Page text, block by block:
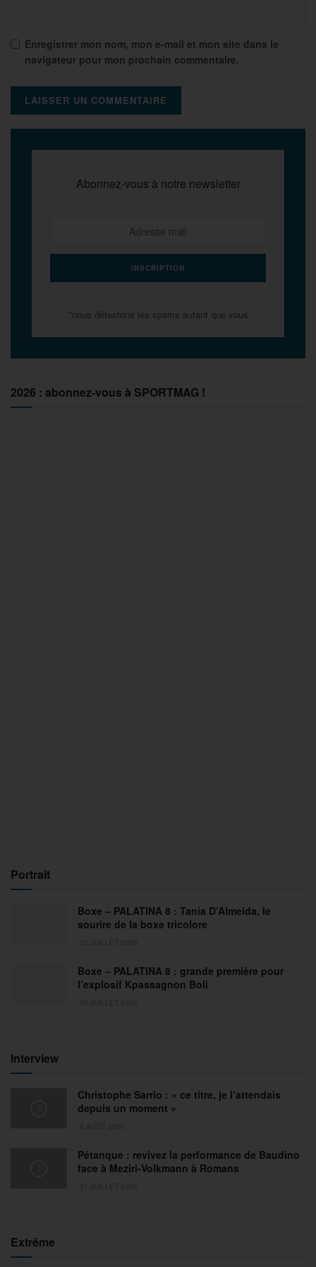
Enregistrer mon nom, mon e-mail et mon site dans le
navigateur pour mon prochain commentaire.
Abonnez-vous à notre newsletter
*nous détestons les spams autant que vous
2026 : abonnez-vous à SPORTMAG !
Portrait
Boxe – PALATINA 8 : Tania D’Almeida, le
sourire de la boxe tricolore
Boxe – PALATINA 8 : grande première pour
l’explosif Kpassagnon Boli
Interview
Christophe Sarrio : « ce titre, je l’attendais
depuis un moment »
Pétanque : revivez la performance de Baudino
face à Meziri-Volkmann à Romans
Extrême